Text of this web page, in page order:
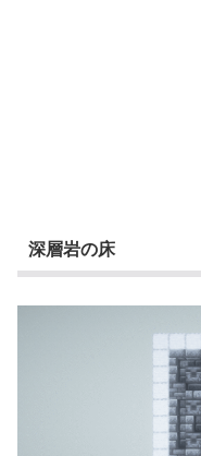
深層岩の床